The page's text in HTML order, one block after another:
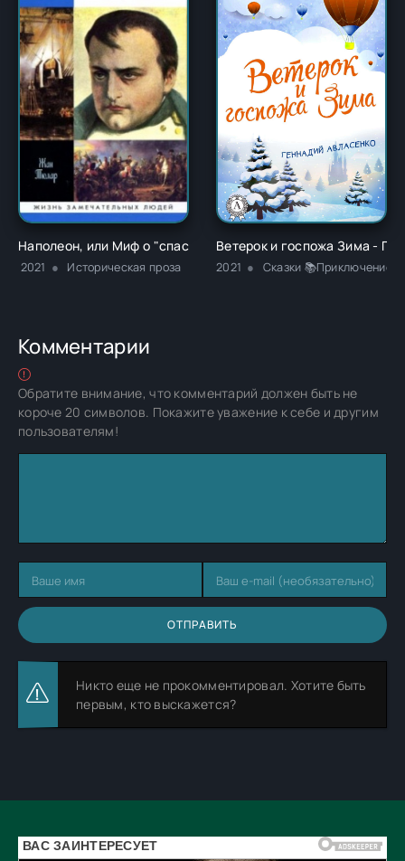
Наполеон, или Миф о "спасителе" - Жан Тюлар
2021 Историческая проза
Ветерок и госпожа Зима -
2021 Сказки 📚Приключение
Комментарии
Обратите внимание, что комментарий должен быть не
короче 20 символов. Покажите уважение к себе и другим
пользователям!
ОТПРАВИТЬ
Никто еще не прокомментировал. Хотите быть
первым, кто выскажется?